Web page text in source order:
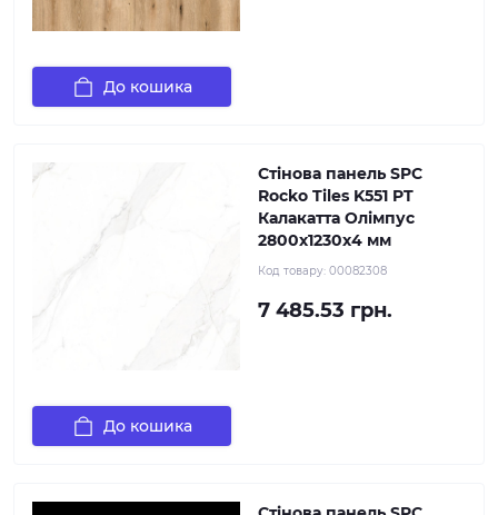
До кошика
Стінова панель SPC
Rocko Tiles K551 PT
Калакатта Олімпус
2800х1230х4 мм
Код товару: 00082308
7 485.53 грн.
До кошика